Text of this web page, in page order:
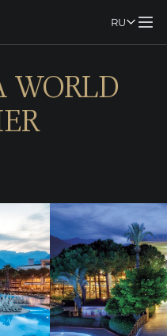
RU
WORLD